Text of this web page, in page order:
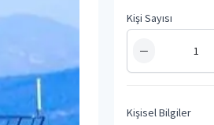
Kişi Sayısı
−
Kişisel Bilgiler